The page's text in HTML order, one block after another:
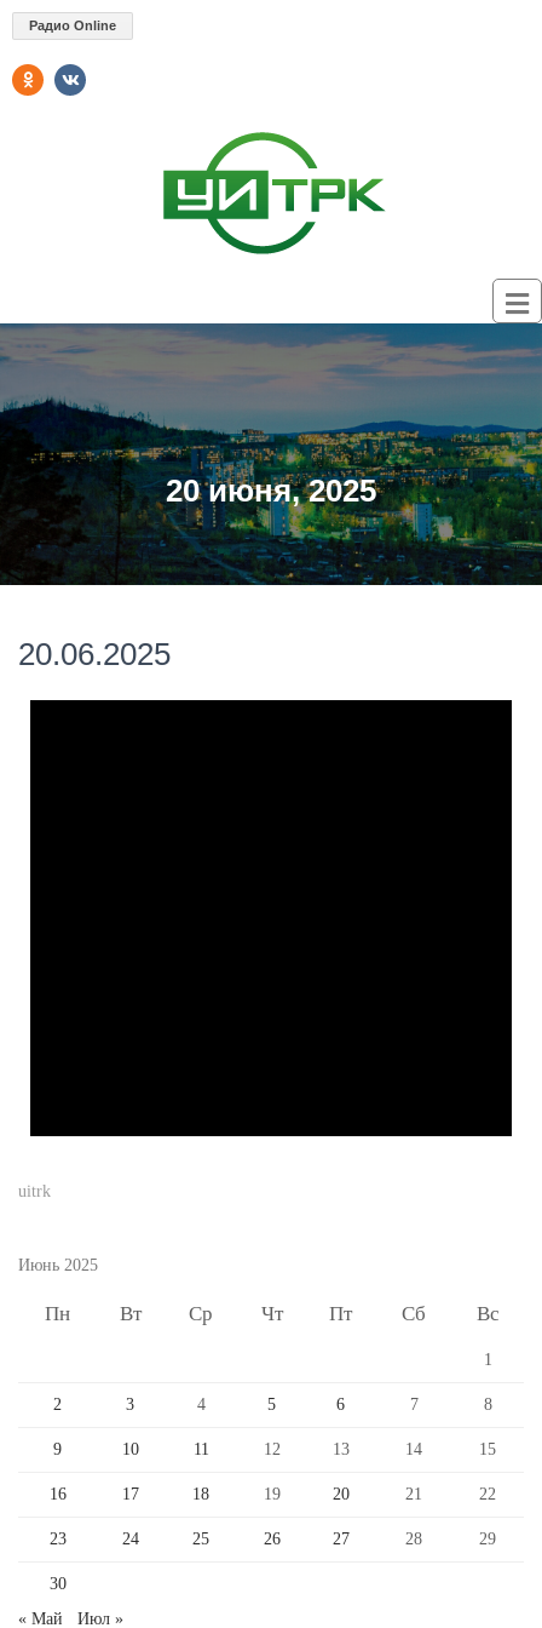
Радио Online
20 июня, 2025
20.06.2025
uitrk
Июнь 2025
Пн Вт Ср Чт Пт Сб Вс
1
2 3 4 5 6 7 8
9 10 11 12 13 14 15
16 17 18 19 20 21 22
23 24 25 26 27 28 29
30
« Май
Июл »